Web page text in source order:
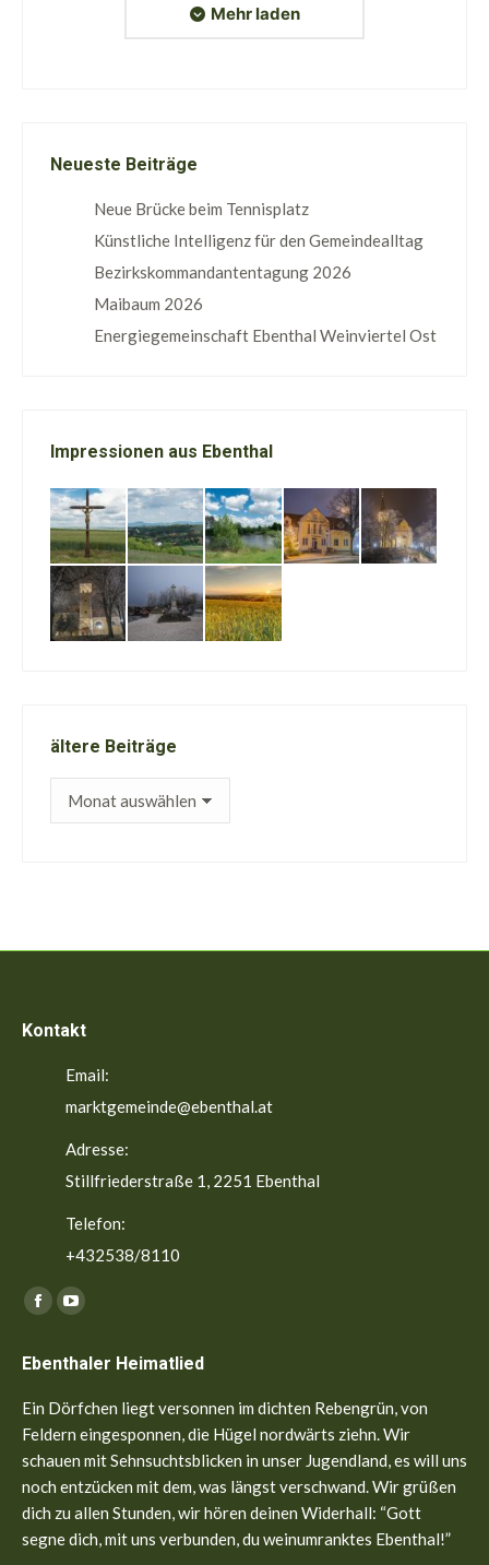
Mehr laden
Neueste Beiträge
Neue Brücke beim Tennisplatz
Künstliche Intelligenz für den Gemeindealltag
Bezirkskommandantentagung 2026
Maibaum 2026
Energiegemeinschaft Ebenthal Weinviertel Ost
Impressionen aus Ebenthal
ältere Beiträge
ältere
Kontakt
Email:
marktgemeinde@ebenthal.at
Adresse:
Stillfriederstraße 1, 2251 Ebenthal
Telefon:
+432538/8110
Finden Sie uns auf:
Facebook
opens
in
new
window
YouTube
opens
in
new
window
Ebenthaler Heimatlied
Ein Dörfchen liegt versonnen im dichten Rebengrün, von
Feldern eingesponnen, die Hügel nordwärts ziehn. Wir
schauen mit Sehnsuchtsblicken in unser Jugendland, es will uns
noch entzücken mit dem, was längst verschwand. Wir grüßen
dich zu allen Stunden, wir hören deinen Widerhall: “Gott
segne dich, mit uns verbunden, du weinumranktes Ebenthal!”